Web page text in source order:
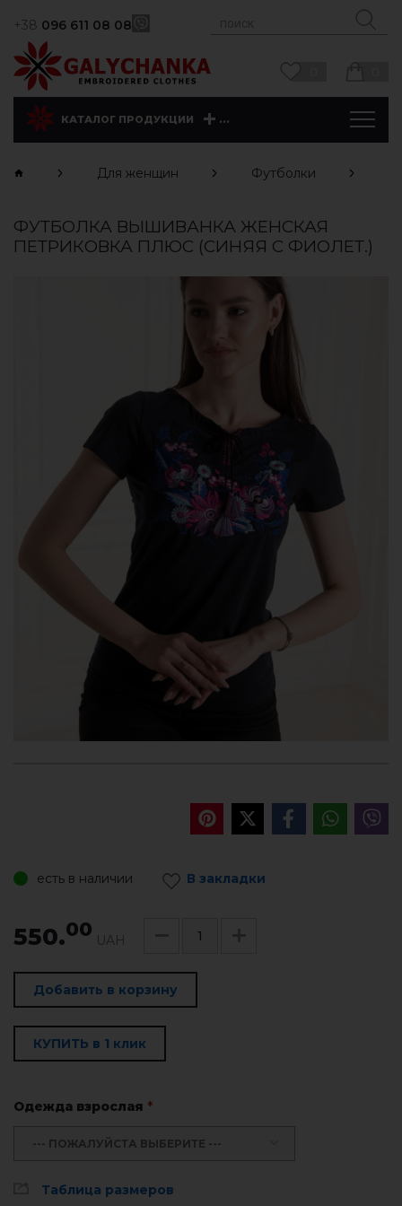
+38 096 611 08 08
КАТАЛОГ ПРОДУКЦИИ ...
Для женщин Футболки
ФУТБОЛКА ВЫШИВАНКА ЖЕНСКАЯ
ПЕТРИКОВКА ПЛЮС (СИНЯЯ С ФИОЛЕТ.)
есть в наличии В закладки
550.00 UAH
Добавить в корзину
КУПИТЬ в 1 клик
Одежда взрослая *
--- ПОЖАЛУЙСТА ВЫБЕРИТЕ ---
Таблица размеров